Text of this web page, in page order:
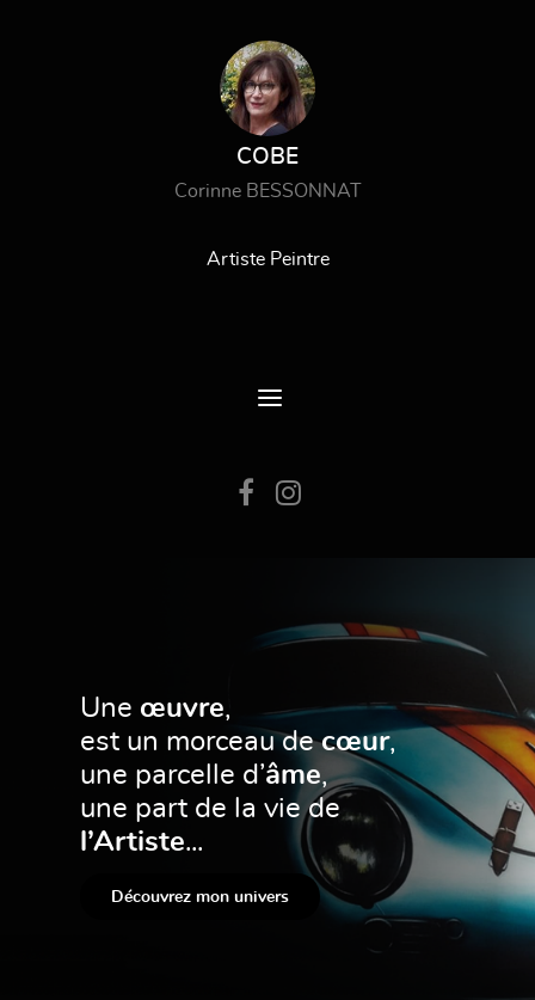
COBE
Corinne BESSONNAT
Artiste Peintre
Une œuvre,
est un morceau decœur,
une parcelle d’âme,
une part de la vie de
l’Artiste...
Découvrez mon univers